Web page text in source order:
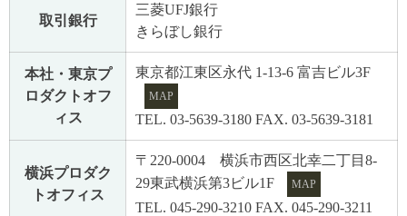
取引銀行
三菱UFJ銀行
きらぼし銀行
本社・東京プ
ロダクトオフ
ィス
東京都江東区永代 1-13-6 富吉ビル3F
MAP
TEL. 03-5639-3180 FAX. 03-5639-3181
横浜プロダク
トオフィス
〒220-0004 横浜市西区北幸二丁目8-
29東武横浜第3ビル1F
MAP
TEL. 045-290-3210 FAX. 045-290-3211